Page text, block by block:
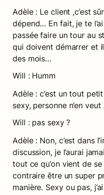
Adèle : Le client ,c’est
dépend… En fait, je te
passée faire un tour au
qui doivent démarrer et
des mois…
Will : Humm
Adèle : c’est un tout
sexy, personne n’en veut
Will : pas sexy ?
Adèle : Non, c’est dans
discussion, je l’aurai
tout ce qu’on vient de
contraire être un super
manière. Sexy ou pas,